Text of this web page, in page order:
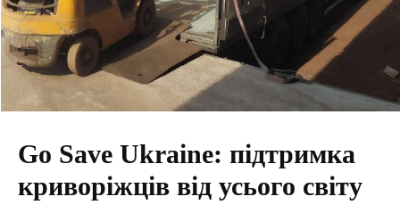
Go Save Ukraine: підтримка
криворіжців від усього світу